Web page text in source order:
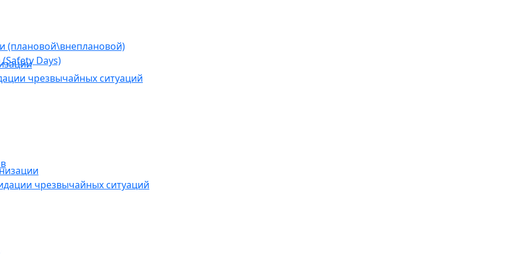
чрезвычайных ситуаций
(плановой\внеплановой)
Days)
чрезвычайных ситуаций